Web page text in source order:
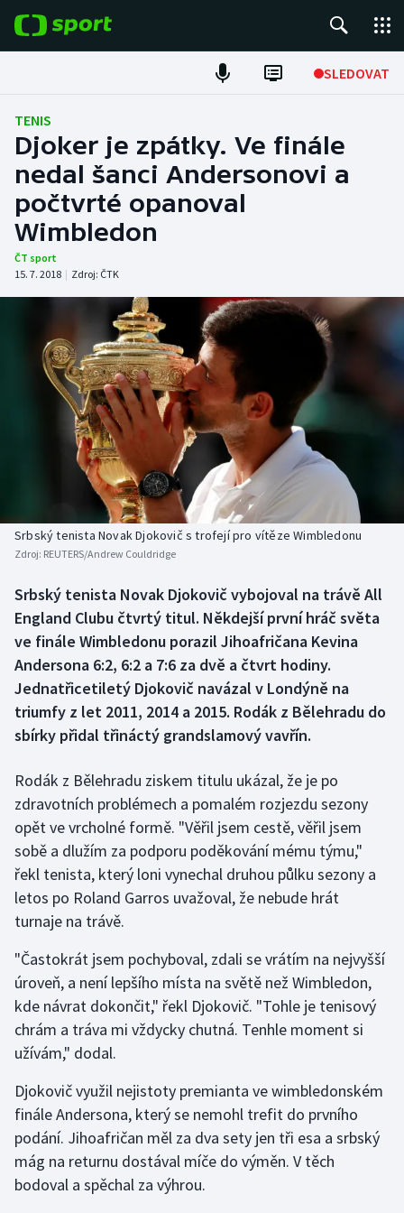
SLEDOVAT
Fotbal
Hokej
Tenis
Atletika
Americký fotbal
Baseball a softbal
Basketbal
Boby a skeleton
Box
Curling
Dostihy
Florbal
Golf
Gymnastika
Házená
Judo
Krasobruslení
Lezení
Lyže a snowboard
Moderní pětiboj
Motorsport
NEPŘEHLÉDNĚTE
Soutěže
Historické návraty
Aplikace ČT sport
AZ kvíz
TENIS
Djoker je zpátky. Ve finále
nedal šanci Andersonovi a
počtvrté opanoval
Wimbledon
ČT sport
15. 7. 2018 | Zdroj: ČTK
Srbský tenista Novak Djokovič s trofejí pro vítěze Wimbledonu
Zdroj: REUTERS/Andrew Couldridge
Srbský tenista Novak Djokovič vybojoval na trávě All
England Clubu čtvrtý titul. Někdejší první hráč světa
ve finále Wimbledonu porazil Jihoafričana Kevina
Andersona 6:2, 6:2 a 7:6 za dvě a čtvrt hodiny.
Jednatřicetiletý Djokovič navázal v Londýně na
triumfy z let 2011, 2014 a 2015. Rodák z Bělehradu do
sbírky přidal třináctý grandslamový vavřín.
Rodák z Bělehradu ziskem titulu ukázal, že je po
zdravotních problémech a pomalém rozjezdu sezony
opět ve vrcholné formě. "Věřil jsem cestě, věřil jsem
sobě a dlužím za podporu poděkování mému týmu,"
řekl tenista, který loni vynechal druhou půlku sezony a
letos po Roland Garros uvažoval, že nebude hrát
turnaje na trávě.
"Častokrát jsem pochyboval, zdali se vrátím na nejvyšší
úroveň, a není lepšího místa na světě než Wimbledon,
kde návrat dokončit," řekl Djokovič. "Tohle je tenisový
chrám a tráva mi vždycky chutná. Tenhle moment si
užívám," dodal.
Djokovič využil nejistoty premianta ve wimbledonském
finále Andersona, který se nemohl trefit do prvního
podání. Jihoafričan měl za dva sety jen tři esa a srbský
mág na returnu dostával míče do výměn. V těch
bodoval a spěchal za výhrou.